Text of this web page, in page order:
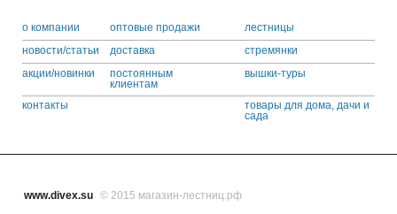
o компании
новости/статьи
акции/новинки
контакты
оптовые продажи
доставка
постоянным
клиентам
лестницы
стремянки
вышки-туры
товары для дома, дачи и
сада
www.divex.su © 2015 магазин-лестниц.рф